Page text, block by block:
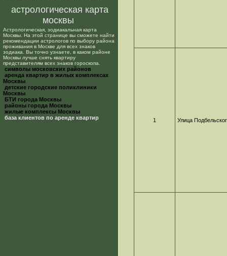
астрологическая карта
москвы
Астрологическая, зодиакальная карта
Москвы. На этой странице вы сможете найти
рекомендации астрологов по выбору района
проживания в Москве для всех знаков
зодиака. Вы точно узнаете, в каком районе
Москвы лучше снять квартиру
представителям всех знаков гороскопа.
cимволы московских районов
аренда квартир в жилых комплексах
Москвы
детские городские поликлиники
Москвы
БТИ города Москвы
районы города Москвы
жилые комплексы Москвы
база клиентов по аренде квартир
1 Улица